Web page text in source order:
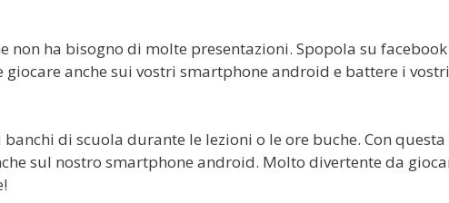
non ha bisogno di molte presentazioni. Spopola su facebook
anche sui vostri smartphone android e battere i vostri
di scuola durante le lezioni o le ore buche. Con questa
sul nostro smartphone android. Molto divertente da